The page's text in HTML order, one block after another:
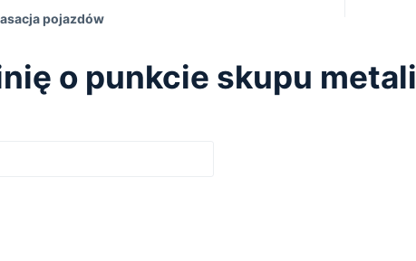
pojazdów
o punkcie skupu metali